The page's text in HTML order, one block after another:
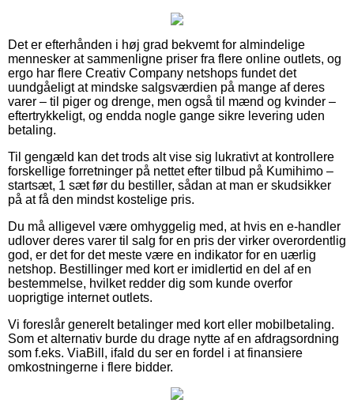
Det er efterhånden i høj grad bekvemt for almindelige
mennesker at sammenligne priser fra flere online outlets, og
ergo har flere Creativ Company netshops fundet det
uundgåeligt at mindske salgsværdien på mange af deres
varer – til piger og drenge, men også til mænd og kvinder –
eftertrykkeligt, og endda nogle gange sikre levering uden
betaling.
Til gengæld kan det trods alt vise sig lukrativt at kontrollere
forskellige forretninger på nettet efter tilbud på Kumihimo –
startsæt, 1 sæt før du bestiller, sådan at man er skudsikker
på at få den mindst kostelige pris.
Du må alligevel være omhyggelig med, at hvis en e-handler
udlover deres varer til salg for en pris der virker overordentlig
god, er det for det meste være en indikator for en uærlig
netshop. Bestillinger med kort er imidlertid en del af en
bestemmelse, hvilket redder dig som kunde overfor
uoprigtige internet outlets.
Vi foreslår generelt betalinger med kort eller mobilbetaling.
Som et alternativ burde du drage nytte af en afdragsordning
som f.eks. ViaBill, ifald du ser en fordel i at finansiere
omkostningerne i flere bidder.